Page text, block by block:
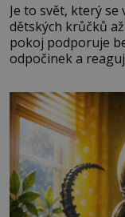
Je to svět, který
dětských krůčků
pokoj podporuje
odpočinek a
měkkost a
především klidně